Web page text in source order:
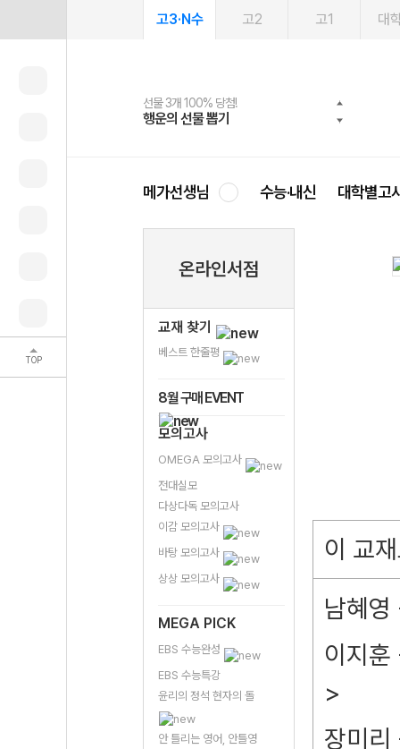
TOP
고3·N수 고2 고1 대
선물 3개 100% 당첨!
행운의 선물 뽑기
선물 100% 증정!
메가스터디 X 올리브
여름방학 스터디 캐시백
메가런 썸머스쿨
2027 러셀 단과
강사 공개선발
스마트러닝앱
설문 EVENT
메가패스
3일 무료 체험권
메가패스 수강생 무료혜택!
메가클럽 멤버십
사회공헌 캠페인
희망이룸 메가나눔
메가선생님 수능·내신 대학별고
온라인서점
교재 찾기
베스트 한줄평
8월 구매 EVENT
모의고사
OMEGA 모의고사
전대실모
다상다독 모의고사
이감 모의고사
바탕 모의고사
상상 모의고사
MEGA PICK
EBS 수능완성
EBS 수능특강
윤리의 정석 현자의 돌
안 틀리는 영어, 안틀영
이 교
남혜
이지
>
장미